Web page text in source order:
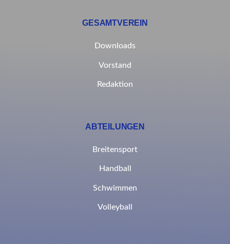
GESAMTVEREIN
Downloads
Vorstand
Redaktion
ABTEILUNGEN
Breitensport
Handball
Schwimmen
Volleyball